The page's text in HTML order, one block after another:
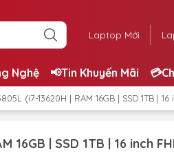
Laptop Mới
Nghệ 📢Tin Khuyến Mãi
(i7-13620H | RAM 16GB | SSD 1TB | 16
16GB | SSD 1TB | 16 inch